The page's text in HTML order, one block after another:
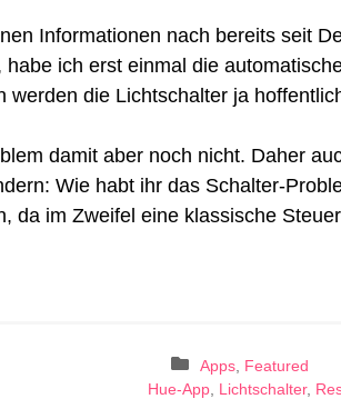
Informationen nach bereits seit
ich erst einmal die
werden die Lichtschalter ja
damit aber noch nicht. Daher
Wie habt ihr das Schalter-
da im Zweifel eine klassische
Apps Featured
Hue-App, Lichtschalter,